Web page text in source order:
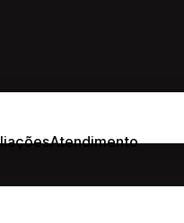
Atendimento